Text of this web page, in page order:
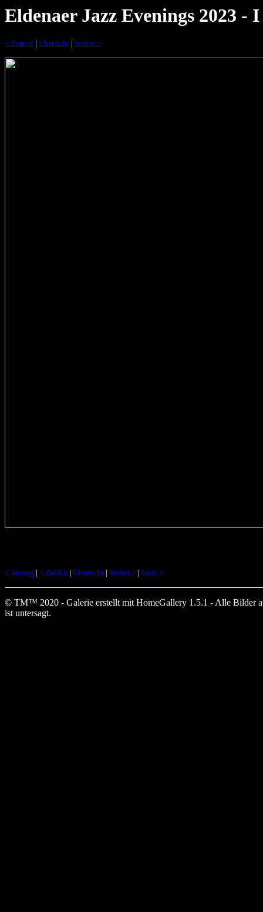
Eldenaer Jazz Evenings 2023 - I
< Zurück | Übersicht | Weiter >
< Anfang | < Zurück | Übersicht | Weiter > | Ende >
© TM™ 2020 - Galerie erstellt mit HomeGallery 1.5.1 - Alle Bilder
ist untersagt.